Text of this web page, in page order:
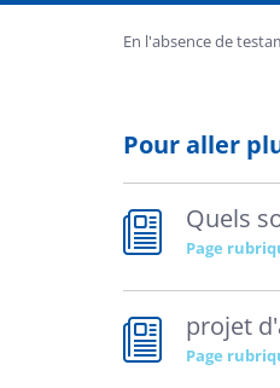
En l'absence de
Pour aller
Quels
Page
projet
Page